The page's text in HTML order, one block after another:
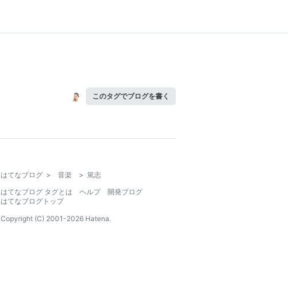
このタグでブログを書く
はてなブログ > 音楽 > 篤志
はてなブログ タグとは
ヘルプ
開発ブログ
はてなブログトップ
Copyright (C) 2001-2026 Hatena.